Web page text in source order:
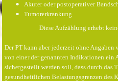
Akuter oder postoperativer
Tumorerkrankung
Diese Aufzählung erhebt
Der PT kann aber jederzeit ohne
von einer der genannten Indikationen ein
sichergestellt werden soll, dass durch das
gesundheitlichen Belastungsgrenzen des